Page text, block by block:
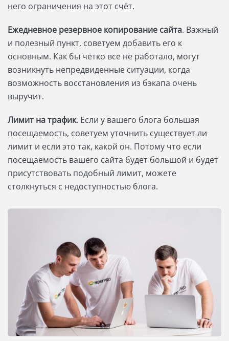
него ограничения на этот счёт.
Ежедневное резервное копирование сайта. Важный
и полезный пункт, советуем добавить его к
основным. Как бы четко все не работало, могут
возникнуть непредвиденные ситуации, когда
возможность восстановления из бэкапа очень
выручит.
Лимит на трафик. Если у вашего блога большая
посещаемость, советуем уточнить существует ли
лимит и если это так, какой он. Потому что если
посещаемость вашего сайта будет большой и будет
присутствовать подобный лимит, можете
столкнуться с недоступностью блога.